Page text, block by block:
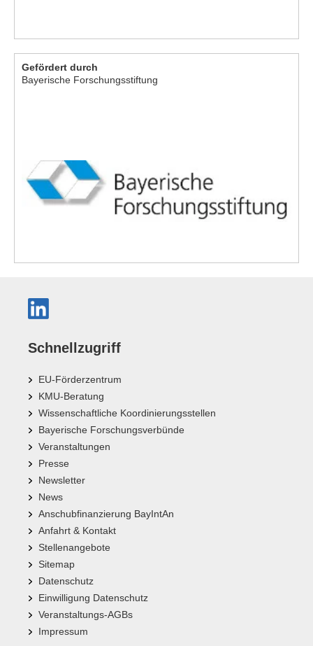
Gefördert durch
Bayerische Forschungsstiftung
Schnellzugriff
EU-Förderzentrum
KMU-Beratung
Wissenschaftliche Koordinierungsstellen
Bayerische Forschungsverbünde
Veranstaltungen
Presse
Newsletter
News
Anschubfinanzierung BayIntAn
Anfahrt & Kontakt
Stellenangebote
Sitemap
Datenschutz
Einwilligung Datenschutz
Veranstaltungs-AGBs
Impressum